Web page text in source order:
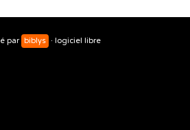
par biblys · logiciel libre